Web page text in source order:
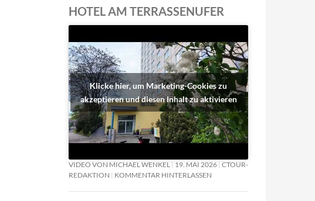
HOTEL AM TERRASSENUFER
Klicke hier, um Marketing-Cookies zu
akzeptieren und diesen Inhalt zu aktivieren
VIDEO VON MICHAEL WENKEL 19. MAI 2026 CTOUR-
REDAKTION
KOMMENTAR HINTERLASSEN